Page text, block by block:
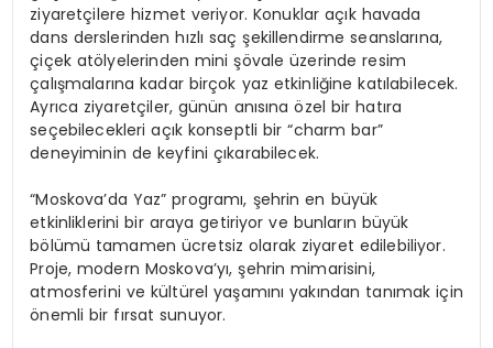
ziyaretçilere hizmet veriyor. Konuklar açık havada
dans derslerinden hızlı saç şekillendirme seanslarına,
çiçek atölyelerinden mini şövale üzerinde resim
çalışmalarına kadar birçok yaz etkinliğine katılabilecek.
Ayrıca ziyaretçiler, günün anısına özel bir hatıra
seçebilecekleri açık konseptli bir “charm bar”
deneyiminin de keyfini çıkarabilecek.
“Moskova’da Yaz” programı, şehrin en büyük
etkinliklerini bir araya getiriyor ve bunların büyük
bölümü tamamen ücretsiz olarak ziyaret edilebiliyor.
Proje, modern Moskova’yı, şehrin mimarisini,
atmosferini ve kültürel yaşamını yakından tanımak için
önemli bir fırsat sunuyor.